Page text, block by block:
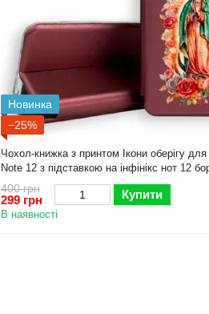
Новинка
−25%
Чохол-книжка з принтом Ікони оберігу
Note 12 з підставкою на інфінікс нот 12
gd1
400 грн
299 грн Купити
В наявності